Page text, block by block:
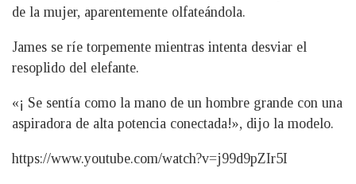
de la mujer, aparentemente olfateándola.
James se ríe torpemente mientras intenta desviar el
resoplido del elefante.
«¡ Se sentía como la mano de un hombre grande con una
aspiradora de alta potencia conectada!», dijo la modelo.
https://www.youtube.com/watch?v=j99d9pZIr5I